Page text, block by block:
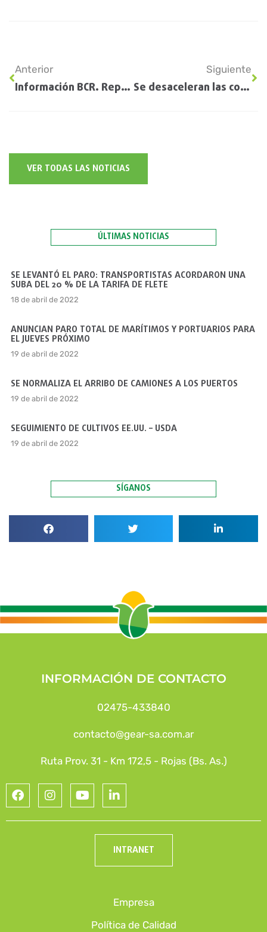
Anterior
Información BCR. Reporte Mensual del USDA
Siguiente
Se desaceleran las compras de trigo nuevo
VER TODAS LAS NOTICIAS
ÚLTIMAS NOTICIAS
SE LEVANTÓ EL PARO: TRANSPORTISTAS ACORDARON UNA
SUBA DEL 20 % DE LA TARIFA DE FLETE
18 de abril de 2022
ANUNCIAN PARO TOTAL DE MARÍTIMOS Y PORTUARIOS PARA
EL JUEVES PRÓXIMO
19 de abril de 2022
SE NORMALIZA EL ARRIBO DE CAMIONES A LOS PUERTOS
19 de abril de 2022
SEGUIMIENTO DE CULTIVOS EE.UU. – USDA
19 de abril de 2022
SÍGANOS
INFORMACIÓN DE CONTACTO
02475-433840
contacto@gear-sa.com.ar
Ruta Prov. 31 - Km 172,5 - Rojas (Bs. As.)
INTRANET
Empresa
Política de Calidad